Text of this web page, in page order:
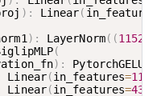
) : Linear( in_features
) : LayerNorm( (1152
(
) :
Linear(in_features=1152
Linear(in_features=4304